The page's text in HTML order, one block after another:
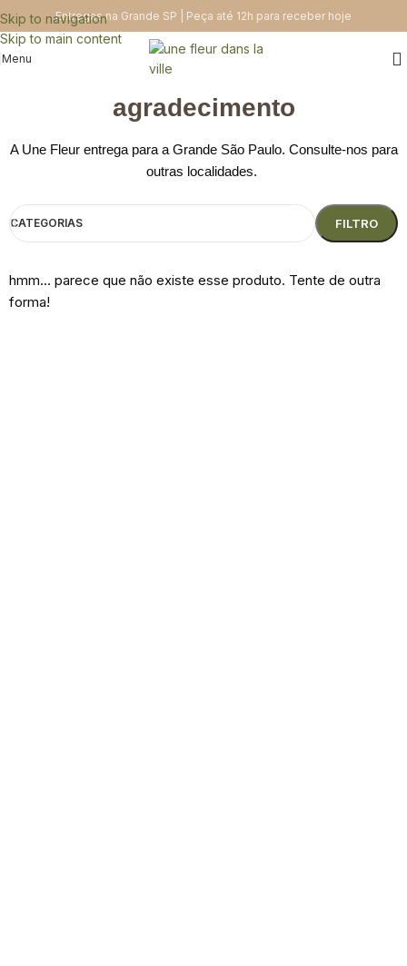
Skip to navigation
Skip to main content
Entregas na Grande SP | Peça até 12h para receber hoje
Menu
agradecimento
A Une Fleur entrega para a Grande São Paulo. Consulte-nos para
outras localidades.
CATEGORIAS FILTRO
hmm... parece que não existe esse produto. Tente de outra
forma!